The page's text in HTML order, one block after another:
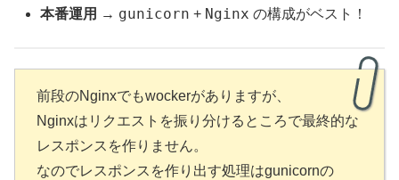
本番運用 → gunicorn + Nginx の構成がベスト！
前段のNginxでもwockerがありますが、
Nginxはリクエストを振り分けるところで最終的な
レスポンスを作りません。
なのでレスポンスを作り出す処理はgunicornの